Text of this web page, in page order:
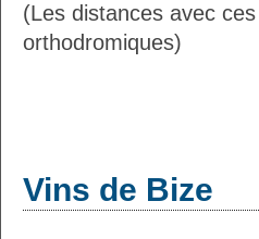
(Les distances avec
orthodromiques)
Vins de Bize